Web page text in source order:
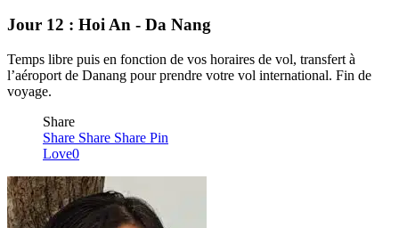
Jour 12 : Hoi An - Da Nang
Temps libre puis en fonction de vos horaires de vol, transfert à
l’aéroport de Danang pour prendre votre vol international. Fin de
voyage.
Share
Share Share Share Pin
Love0